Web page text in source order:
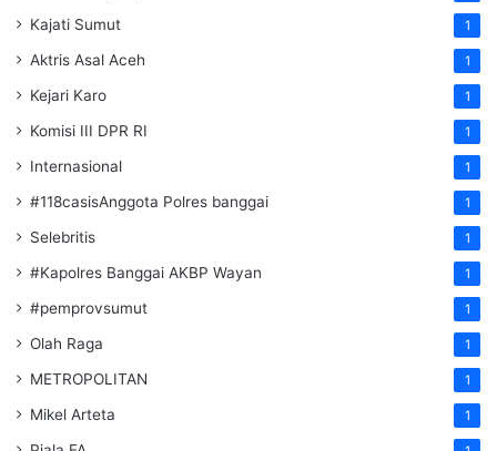
Kajati Sumut 1
Aktris Asal Aceh 1
Kejari Karo 1
Komisi III DPR RI 1
Internasional 1
#118casisAnggota Polres banggai 1
Selebritis 1
#Kapolres Banggai AKBP Wayan 1
#pemprovsumut 1
Olah Raga 1
METROPOLITAN 1
Mikel Arteta 1